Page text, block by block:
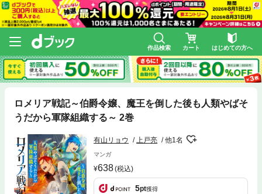
作品検索 カート はじめての方へ
ロメリア戦記～伯爵令嬢、魔王を倒した後も人類やばそ
うだから軍隊組織する～ 2巻
有山リョウ 上戸亮 他1名
マンガ
638(税込)
5pt獲得